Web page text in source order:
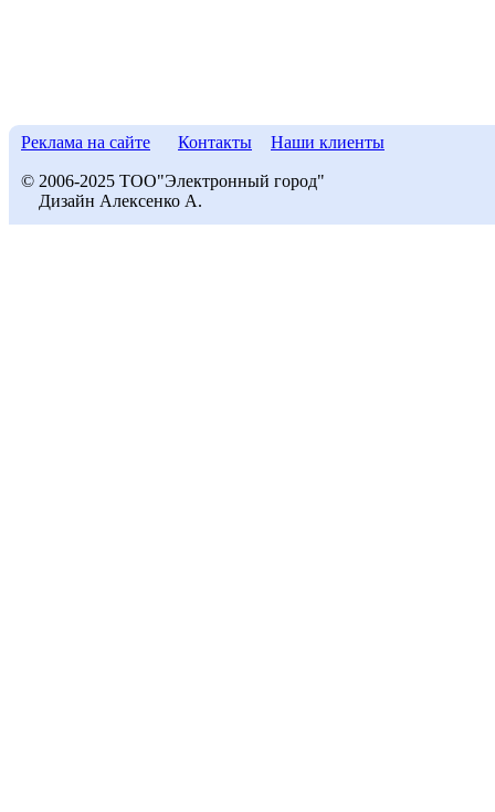
Реклама на сайте Контакты Наши клиенты
© 2006-2025 ТОО"Электронный город"
Дизайн Алексенко А.